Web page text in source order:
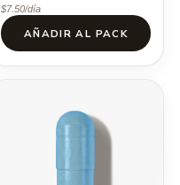
$7.50/día
AÑADIR AL PACK